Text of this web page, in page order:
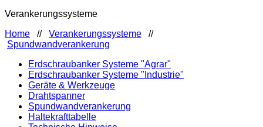
Verankerungssysteme
Home // Verankerungssysteme //
Spundwandverankerung
Erdschraubanker Systeme "Agrar"
Erdschraubanker Systeme "Industrie"
Geräte & Werkzeuge
Drahtspanner
Spundwandverankerung
Haltekrafttabelle